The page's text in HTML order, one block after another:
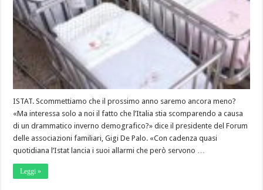
ISTAT. Scommettiamo che il prossimo anno saremo ancora meno?
«Ma interessa solo a noi il fatto che l’Italia stia scomparendo a causa
di un drammatico inverno demografico?» dice il presidente del Forum
delle associazioni familiari, Gigi De Palo. «Con cadenza quasi
quotidiana l’Istat lancia i suoi allarmi che però servono …
Leggi »